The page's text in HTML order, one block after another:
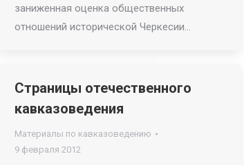
заниженная оценка общественных
отношений исторической Черкесии…
Страницы отечественного
кавказоведения
Материалы по кавказоведению
9 февраля 2012